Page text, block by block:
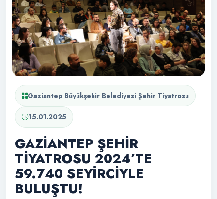
Gaziantep Büyükşehir Belediyesi Şehir Tiyatrosu
15.01.2025
GAZİANTEP ŞEHİR
TİYATROSU 2024’TE
59.740 SEYİRCİYLE
BULUŞTU!